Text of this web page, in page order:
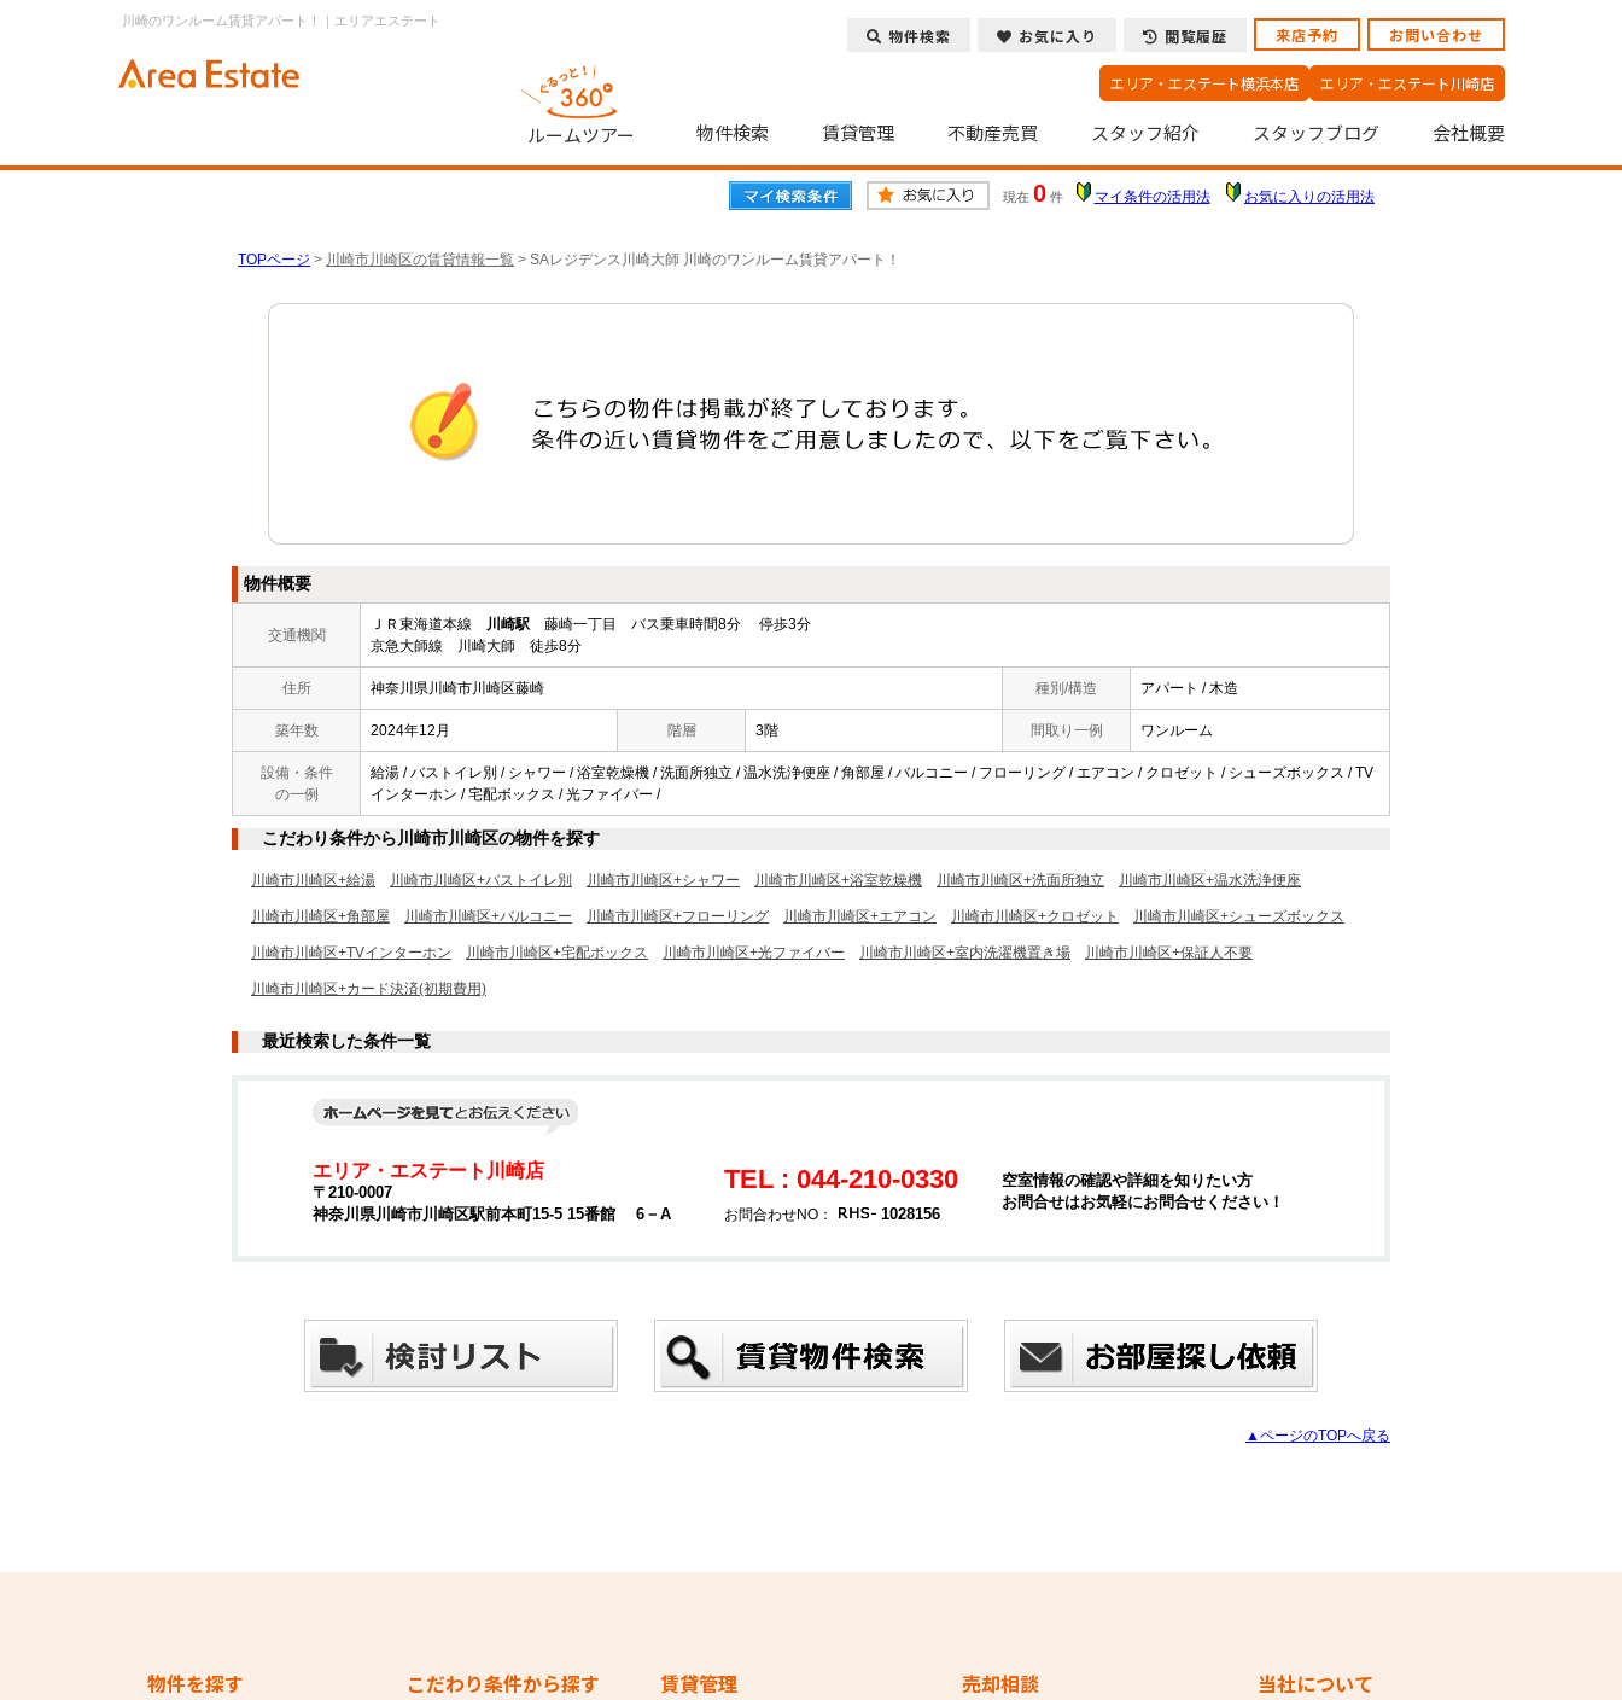
川崎のワンルーム賃貸アパート！｜エリアエステート
物件検索 お気に入り 閲覧履歴 来店予約 お問い合わせ
エリア・エステート横浜本店 エリア・エステート川崎店
ルームツアー 物件検索 賃貸管理 不動産売買 スタッフ紹介 スタッフブログ 会社概要
現在 0 件 マイ条件の活用法 お気に入りの活用法
TOPページ > 川崎市川崎区の賃貸情報一覧 > SAレジデンス川崎大師 川崎のワンルーム賃貸アパート！
物件概要
交通機関
ＪＲ東海道本線 川崎駅 藤崎一丁目 バス乗車時間8分 停歩3分
京急大師線 川崎大師 徒歩8分
住所 神奈川県川崎市川崎区藤崎 種別/構造 アパート / 木造
築年数 2024年12月 階層 3階 間取り一例 ワンルーム
設備・条件
の一例
給湯 / バストイレ別 / シャワー / 浴室乾燥機 / 洗面所独立 / 温水洗浄便座 / 角部屋 / バルコニー / フローリング / エアコン / クロゼット / シューズボックス / TV
インターホン / 宅配ボックス / 光ファイバー /
こだわり条件から川崎市川崎区の物件を探す
川崎市川崎区+給湯 川崎市川崎区+バストイレ別 川崎市川崎区+シャワー 川崎市川崎区+浴室乾燥機 川崎市川崎区+洗面所独立 川崎市川崎区+温水洗浄便座
川崎市川崎区+角部屋 川崎市川崎区+バルコニー 川崎市川崎区+フローリング 川崎市川崎区+エアコン 川崎市川崎区+クロゼット 川崎市川崎区+シューズボックス
川崎市川崎区+TVインターホン 川崎市川崎区+宅配ボックス 川崎市川崎区+光ファイバー 川崎市川崎区+室内洗濯機置き場 川崎市川崎区+保証人不要
川崎市川崎区+カード決済(初期費用)
最近検索した条件一覧
エリア・エステート川崎店
〒210-0007
神奈川県川崎市川崎区駅前本町15-5 15番館 6－A
TEL : 044-210-0330
お問合わせNO： 1028156
空室情報の確認や詳細を知りたい方
お問合せはお気軽にお問合せください！
▲ページのTOPへ戻る
物件を探す こだわり条件から探す 賃貸管理 売却相談 当社について